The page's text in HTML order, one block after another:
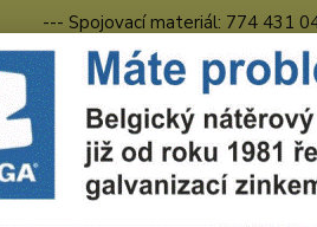
--- Spojovací materiál: 774 431
ZINGA Fotogalerie z výstav